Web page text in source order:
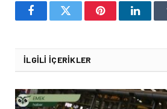
FacebookTwitter Pinterest
İLGILI İÇERIKLER